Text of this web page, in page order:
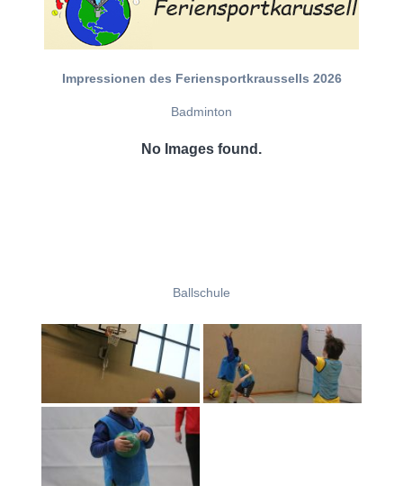
Impressionen des Feriensportkraussells 2026
Badminton
No Images found.
Ballschule